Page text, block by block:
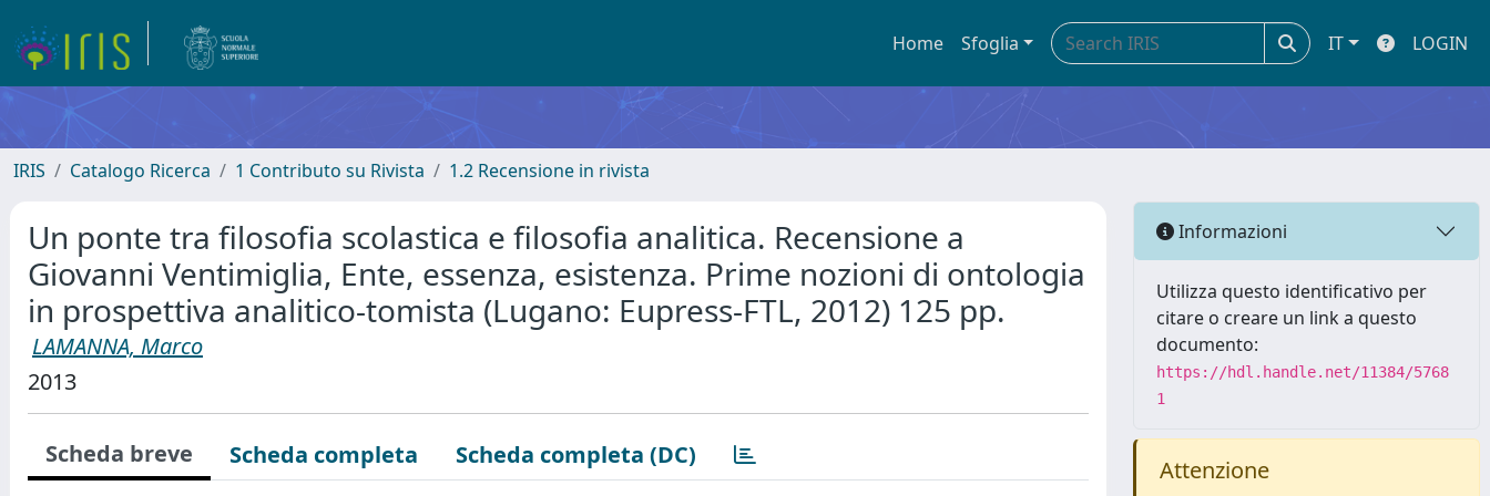
Home Sfoglia IT LOGIN
IRIS Catalogo Ricerca 1 Contributo su Rivista 1.2 Recensione in rivista
Un ponte tra filosofia scolastica e filosofia analitica. Recensione a
Giovanni Ventimiglia, Ente, essenza, esistenza. Prime nozioni di ontologia
in prospettiva analitico-tomista (Lugano: Eupress-FTL, 2012) 125 pp.
LAMANNA, Marco
2013
Scheda breve Scheda completa Scheda completa (DC)
Informazioni
Utilizza questo identificativo per
citare o creare un link a questo
documento:
https://hdl.handle.net/11384/5768
1
Attenzione